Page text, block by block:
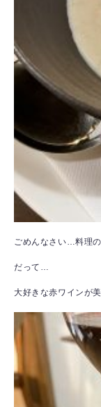
ごめんなさい…料理
だって…
大好きな赤ワインが